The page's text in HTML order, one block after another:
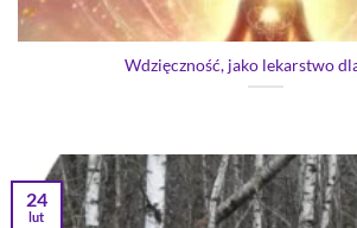
Wdzięczność, jako lekarstwo
24
lut